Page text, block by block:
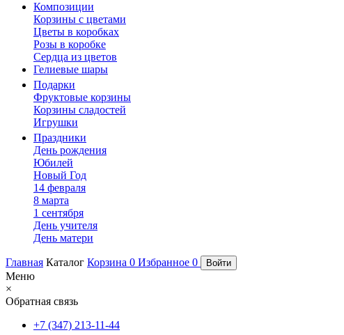
Композиции
Корзины с цветами
Цветы в коробках
Розы в коробке
Сердца из цветов
Гелиевые шары
Подарки
Фруктовые корзины
Корзины сладостей
Игрушки
Праздники
День рождения
Юбилей
Новый Год
14 февраля
8 марта
1 сентября
День учителя
День матери
Главная Каталог Корзина 0 Избранное 0 Войти
Меню
×
Обратная связь
+7 (347) 213-11-44